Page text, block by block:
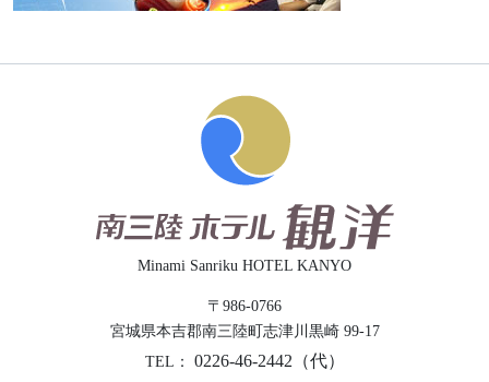
Minami Sanriku HOTEL KANYO
〒986-0766
宮城県本吉郡南三陸町志津川黒崎 99-17
TEL：
0226-46-2442（代）